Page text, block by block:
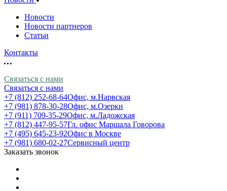
Новости
Новости партнеров
Статьи
Контакты
Связаться с нами
Связаться с нами
+7 (812) 252-68-64Офис, м.Нарвская
+7 (981) 878-30-28Офис, м.Озерки
+7 (911) 709-35-29Офис, м.Ладожская
+7 (812) 447-95-57Гл. офис Маршала Говорова
+7 (495) 645-23-92Офис в Москве
+7 (981) 680-02-27Сервисный центр
Заказать звонок